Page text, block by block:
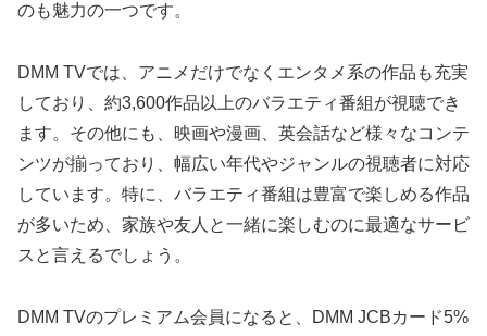
のも魅力の一つです。
DMM TVでは、アニメだけでなくエンタメ系の作品も充実
しており、約3,600作品以上のバラエティ番組が視聴でき
ます。その他にも、映画や漫画、英会話など様々なコンテ
ンツが揃っており、幅広い年代やジャンルの視聴者に対応
しています。特に、バラエティ番組は豊富で楽しめる作品
が多いため、家族や友人と一緒に楽しむのに最適なサービ
スと言えるでしょう。
DMM TVのプレミアム会員になると、DMM JCBカード5%